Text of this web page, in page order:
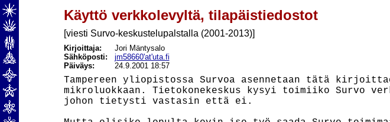
Käyttö verkkolevyltä, tilapäistiedostot
[viesti Survo-keskustelupalstalla (2001-2013)]
Kirjoittaja:
Jori Mäntysalo
Sähköposti: jm58660'at'uta.fi
Päiväys:
24.9.2001 18:57
Tampereen yliopistossa Survoa asennetaan tätä
mikroluokkaan. Tietokonekeskus kysyi toimiiko Survo
johon tietysti vastasin että ei.